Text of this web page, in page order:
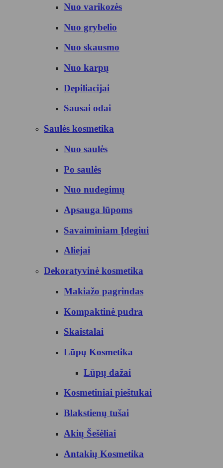
Nuo varikozės
Nuo grybelio
Nuo skausmo
Nuo karpų
Depiliacijai
Sausai odai
Saulės kosmetika
Nuo saulės
Po saulės
Nuo nudegimų
Apsauga lūpoms
Savaiminiam Įdegiui
Aliejai
Dekoratyvinė kosmetika
Makiažo pagrindas
Kompaktinė pudra
Skaistalai
Lūpų Kosmetika
Lūpų dažai
Kosmetiniai pieštukai
Blakstienų tušai
Akių Šešėliai
Antakių Kosmetika